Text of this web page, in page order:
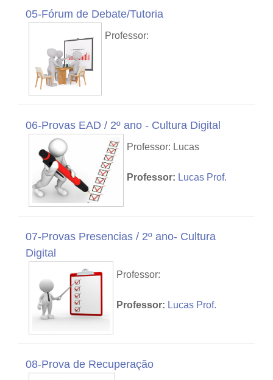
05-Fórum de Debate/Tutoria
Professor:
06-Provas EAD / 2º ano - Cultura Digital
Professor: Lucas
Professor: Lucas Prof.
07-Provas Presencias / 2º ano- Cultura
Digital
Professor:
Professor: Lucas Prof.
08-Prova de Recuperação